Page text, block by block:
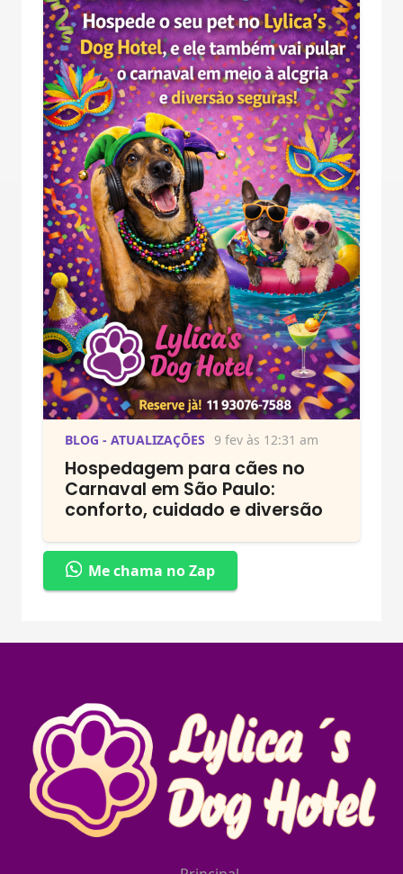
BLOG - ATUALIZAÇÕES 9 fev às 12:31 am
Hospedagem para cães no
Carnaval em São Paulo:
conforto, cuidado e diversão
Me chama no Zap